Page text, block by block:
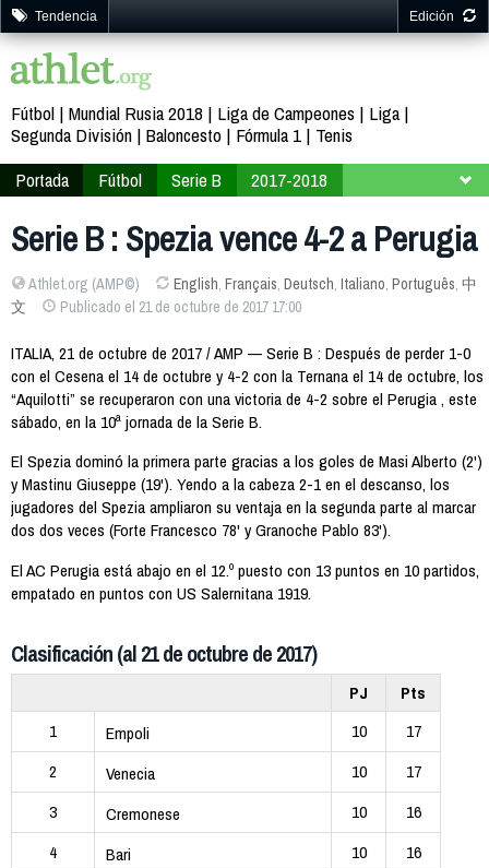
Tendencia Edición
Fútbol Mundial Rusia 2018 Liga de Campeones
Liga
Segunda División Baloncesto Fórmula 1
Tenis
Portada
Fútbol Serie B
2017-2018
Serie B : Spezia vence 4-2 a Perugia
Athlet.org (AMP©) English, Français, Deutsch, Italiano, Português, 中
文
Publicado el 21 de octubre de 2017 17:00
ITALIA, 21 de octubre de 2017 / AMP — Serie B : Después de perder 1-0
con el Cesena el 14 de octubre y 4-2 con la Ternana el 14 de octubre, los
“Aquilotti” se recuperaron con una victoria de 4-2 sobre el Perugia , este
sábado, en la 10ª jornada de la Serie B.
El Spezia dominó la primera parte gracias a los goles de Masi Alberto (2')
y Mastinu Giuseppe (19'). Yendo a la cabeza 2-1 en el descanso, los
jugadores del Spezia ampliaron su ventaja en la segunda parte al marcar
dos dos veces (Forte Francesco 78' y Granoche Pablo 83').
El AC Perugia está abajo en el 12.º puesto con 13 puntos en 10 partidos,
empatado en puntos con US Salernitana 1919.
Clasificación (al 21 de octubre de 2017)
PJ
Pts
1
Empoli 10
17
2
Venecia 10
17
3
Cremonese 10
16
4
Bari 10
16